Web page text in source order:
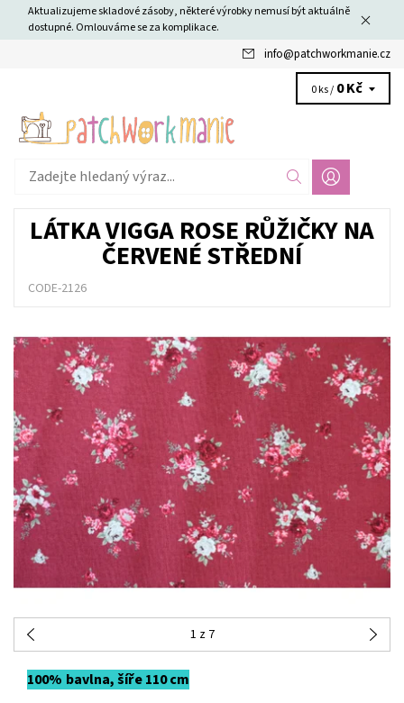
Aktualizujeme skladové zásoby, některé výrobky nemusí být aktuálně
dostupné. Omlouváme se za komplikace.
info@patchworkmanie.cz
0 ks / 0 Kč
LÁTKA VIGGA ROSE RŮŽIČKY NA
ČERVENÉ STŘEDNÍ
CODE-2126
1 z 7
100% bavlna, šíře 110 cm